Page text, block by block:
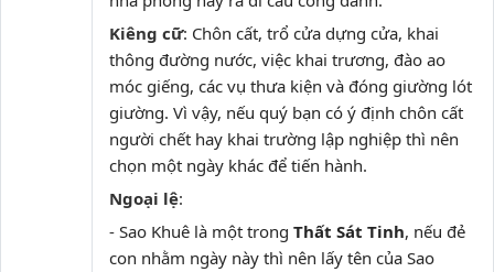
Kiêng cữ: Chôn cất, trổ cửa dựng cửa, khai
thông đường nước, việc khai trương, đào ao
móc giếng, các vụ thưa kiện và đóng giường lót
giường. Vì vậy, nếu quý bạn có ý định chôn cất
người chết hay khai trường lập nghiệp thì nên
chọn một ngày khác để tiến hành.
Ngoại lệ:
- Sao Khuê là một trong Thất Sát Tinh, nếu đẻ
con nhằm ngày này thì nên lấy tên của Sao